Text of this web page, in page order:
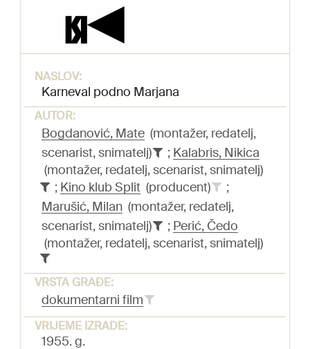
NASLOV:
Karneval podno Marjana
AUTOR:
Bogdanović, Mate (montažer, redatelj,
scenarist, snimatelj)
; Kalabris, Nikica
(montažer, redatelj, scenarist, snimatelj)
; Kino klub Split (producent)
;
Marušić, Milan (montažer, redatelj,
scenarist, snimatelj)
; Perić, Čedo
(montažer, redatelj, scenarist, snimatelj)
VRSTA GRAĐE:
dokumentarni film
VRIJEME IZRADE:
1955. g.